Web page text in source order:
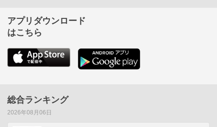
アプリダウンロード
はこちら
総合ランキング
2026年08月06日